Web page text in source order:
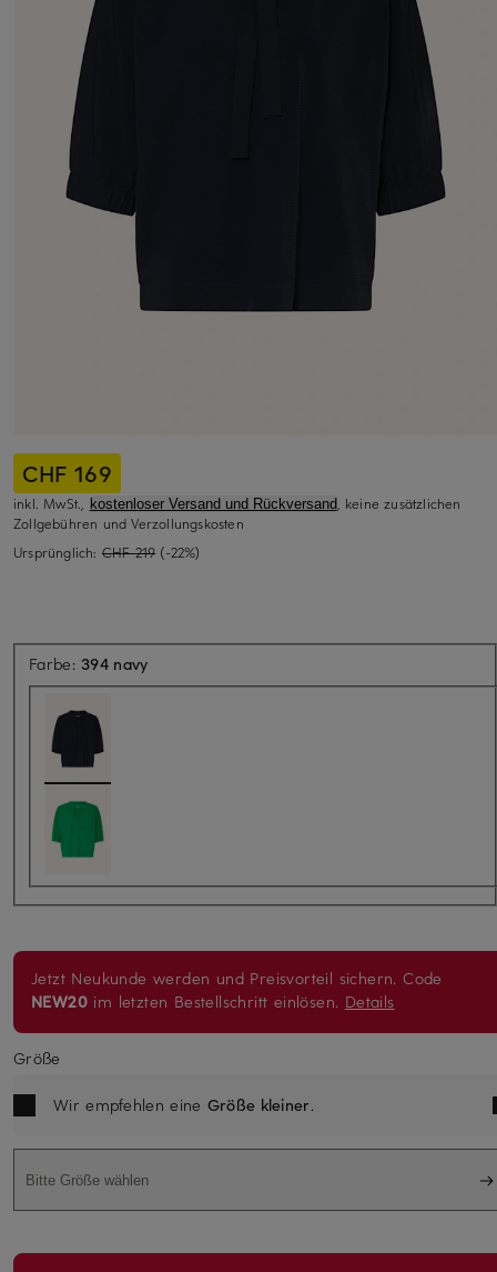
CHF 169
inkl. MwSt., kostenloser Versand und Rückversand, keine zusätzlichen
Zollgebühren und Verzollungskosten
Ursprünglich: CHF 219 (-22%)
Farbe:394 navy
Jetzt Neukunde werden und Preisvorteil sichern. Code
NEW20 im letzten Bestellschritt einlösen. Details
Größe
Wir empfehlen eine Größe kleiner.
Bitte Größe wählen